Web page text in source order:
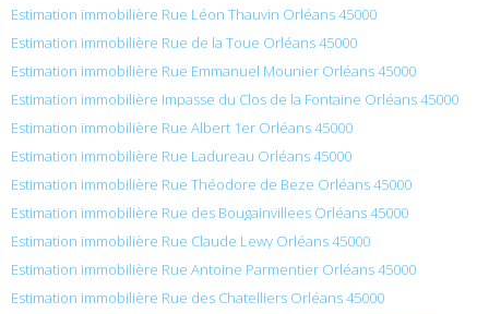
Estimation immobilière Rue Léon Thauvin Orléans 45000
Estimation immobilière Rue de la Toue Orléans 45000
Estimation immobilière Rue Emmanuel Mounier Orléans 45000
Estimation immobilière Impasse du Clos de la Fontaine Orléans 45000
Estimation immobilière Rue Albert 1er Orléans 45000
Estimation immobilière Rue Ladureau Orléans 45000
Estimation immobilière Rue Théodore de Beze Orléans 45000
Estimation immobilière Rue des Bougainvillees Orléans 45000
Estimation immobilière Rue Claude Lewy Orléans 45000
Estimation immobilière Rue Antoine Parmentier Orléans 45000
Estimation immobilière Rue des Chatelliers Orléans 45000